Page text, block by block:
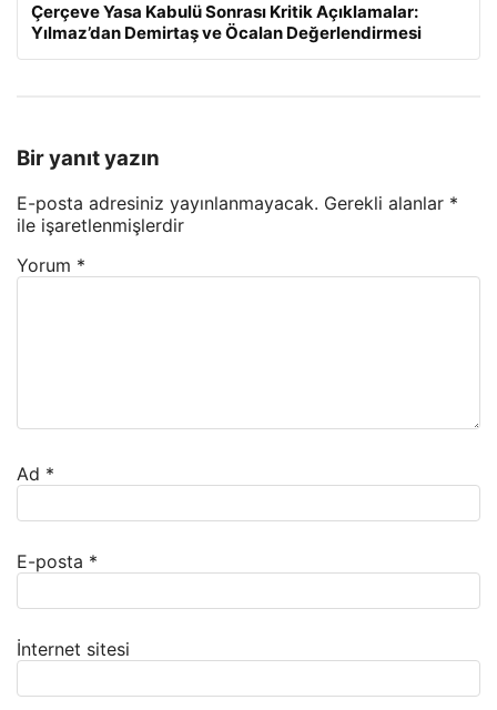
Çerçeve Yasa Kabulü Sonrası Kritik Açıklamalar:
Yılmaz’dan Demirtaş ve Öcalan Değerlendirmesi
Bir yanıt yazın
E-posta adresiniz yayınlanmayacak. Gerekli alanlar *
ile işaretlenmişlerdir
Yorum *
Ad *
E-posta *
İnternet sitesi